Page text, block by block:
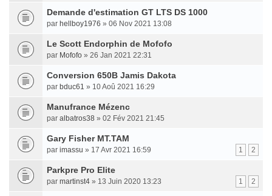
Demande d'estimation GT LTS DS 1000
par hellboy1976 » 06 Nov 2021 13:08
Le Scott Endorphin de Mofofo
par Mofofo » 26 Jan 2021 22:31
Conversion 650B Jamis Dakota
par bduc61 » 10 Aoû 2021 16:29
Manufrance Mézenc
par albatros38 » 02 Fév 2021 21:45
Gary Fisher MT.TAM
1 2
par imassu » 17 Avr 2021 16:59
Parkpre Pro Elite
1 2
par martinst4 » 13 Juin 2020 13:23